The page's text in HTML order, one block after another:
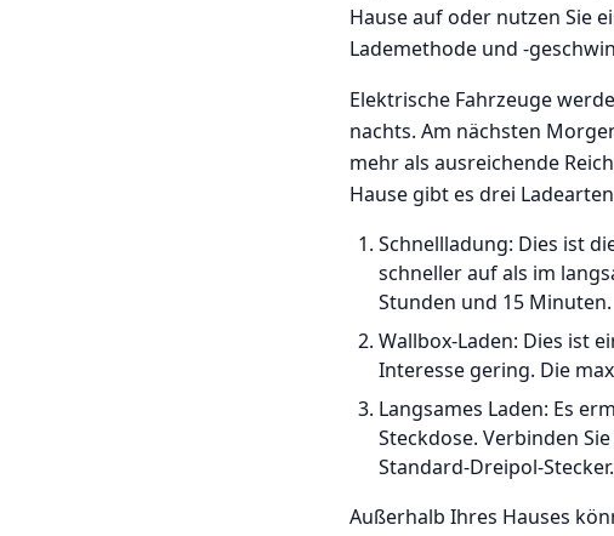
Hause auf oder nutzen Sie
Lademethode und -
Elektrische Fahrzeuge
nachts. Am nächsten
mehr als ausreichende
Hause gibt es drei
Schnellladung: Dies ist
schneller auf als im
Stunden und 15 Minuten.
Wallbox-Laden: Dies ist
Interesse gering. Die
Langsames Laden: Es
Steckdose. Verbinden
Standard-Dreipol-
Außerhalb Ihres Hauses